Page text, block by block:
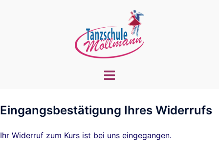
Menü
Eingangsbestätigung Ihres Widerrufs
Ihr Widerruf zum Kurs ist bei uns eingegangen.